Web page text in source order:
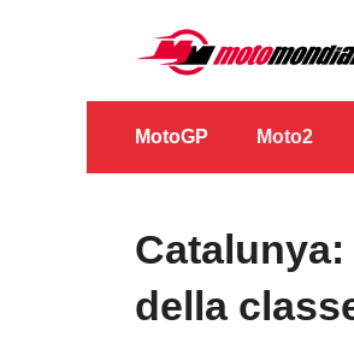
contenuto
MotoGP Moto2
della